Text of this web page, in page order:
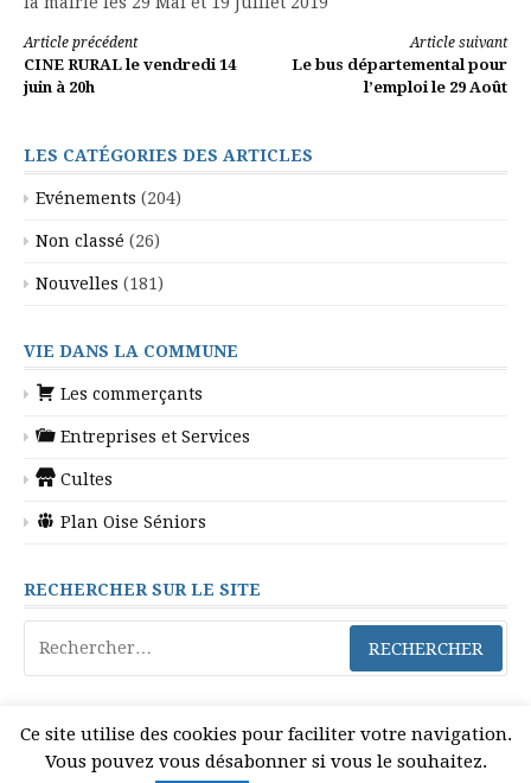
Lire
la
suite
Article précédent
CINE RURAL le vendredi 14
juin à 20h
Article suivant
Le bus départemental pour
l’emploi le 29 Août
LES CATÉGORIES DES ARTICLES
Evénements (204)
Non classé (26)
Nouvelles (181)
VIE DANS LA COMMUNE
Les commerçants
Entreprises et Services
Cultes
Plan Oise Séniors
RECHERCHER SUR LE SITE
Ce site utilise des cookies pour faciliter votre navigation.
Vous pouvez vous désabonner si vous le souhaitez.